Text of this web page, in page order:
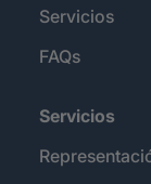
Servicios
FAQs
Servicios